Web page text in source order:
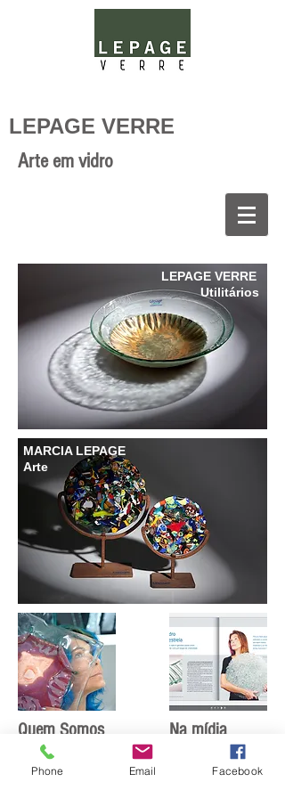
Arte em vidro
LEPAGE VERRE
Quem Somos Na mídia
LEPAGE VERRE
Utilitários
MARCIA LEPAGE
Arte
Phone Email Facebook